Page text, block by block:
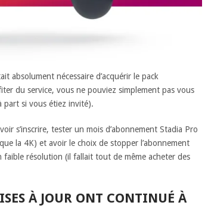
absolument nécessaire d’acquérir le pack
du service, vous ne pouviez simplement pas vous
part si vous étiez invité).
s’inscrire, tester un mois d’abonnement Stadia Pro
la 4K) et avoir le choix de stopper l’abonnement
résolution (il fallait tout de même acheter des
À JOUR ONT CONTINUÉ À